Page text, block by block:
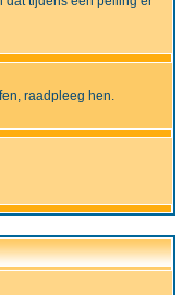
raadpleeg hen.